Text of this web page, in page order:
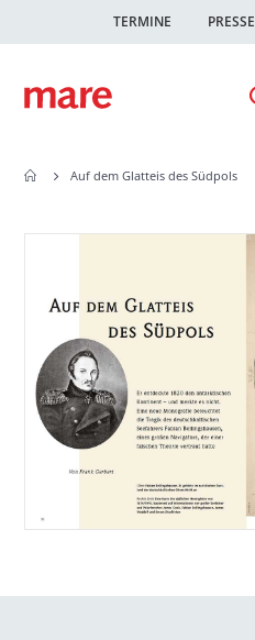
TERMINE PRESSE
Auf dem Glatteis des Südpols
springen
springen